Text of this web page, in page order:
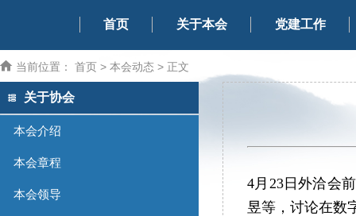
首页 关于本会 党建工作
当前位置： 首页 > 本会动态 > 正文
关于协会
本会介绍
本会章程
本会领导
4月23日外洽会
昱等，讨论在数